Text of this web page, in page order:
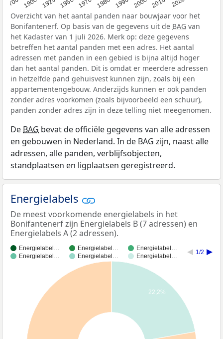
Overzicht van het aantal panden naar bouwjaar voor het
Bonifantenerf. Op basis van de gegevens uit de BAG van
het Kadaster van 1 juli 2026. Merk op: deze gegevens
betreffen het aantal panden met een adres. Het aantal
adressen met panden in een gebied is bijna altijd hoger
dan het aantal panden. Dit is omdat er meerdere adressen
in hetzelfde pand gehuisvest kunnen zijn, zoals bij een
appartementengebouw. Anderzijds kunnen er ook panden
zonder adres voorkomen (zoals bijvoorbeeld een schuur),
panden zonder adres zijn in deze telling niet meegenomen.
De BAG bevat de officiële gegevens van alle adressen
en gebouwen in Nederland. In de BAG zijn, naast alle
adressen, alle panden, verblijfsobjecten,
standplaatsen en ligplaatsen geregistreerd.
Energielabels
De meest voorkomende energielabels in het
Bonifantenerf zijn Energielabels B (7 adressen) en
Energielabels A (2 adressen).
Energielabel… Energielabel…
Energielabel…
Energielabel…
Energielabel… Energielabel…
1/2
22,2%